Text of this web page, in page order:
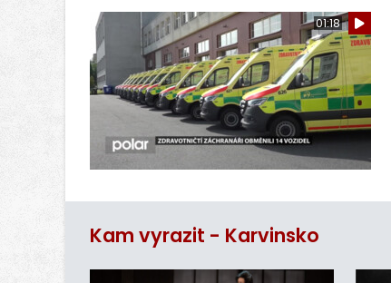
01:18
Kam vyrazit - Karvinsko